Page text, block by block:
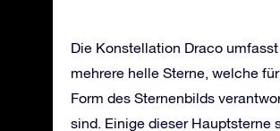
Die Konstellation Draco umfasst
mehrere helle Sterne, welche
Form des Sternenbilds
sind. Einige dieser Hauptsterne